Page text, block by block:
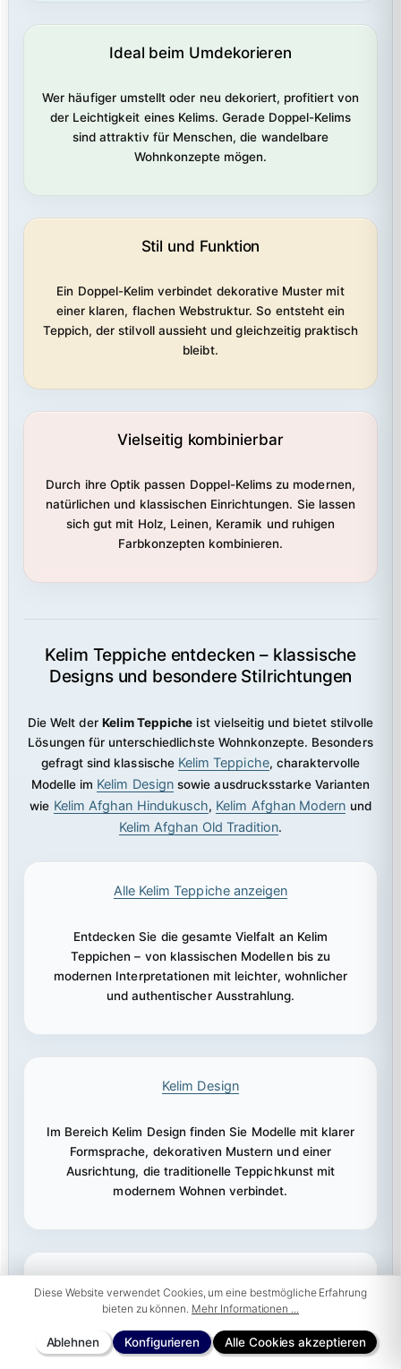
Ideal beim Umdekorieren
Wer häufiger umstellt oder neu dekoriert, profitiert von
der Leichtigkeit eines Kelims. Gerade Doppel-Kelims
sind attraktiv für Menschen, die wandelbare
Wohnkonzepte mögen.
Stil und Funktion
Ein Doppel-Kelim verbindet dekorative Muster mit
einer klaren, flachen Webstruktur. So entsteht ein
Teppich, der stilvoll aussieht und gleichzeitig praktisch
bleibt.
Vielseitig kombinierbar
Durch ihre Optik passen Doppel-Kelims zu modernen,
natürlichen und klassischen Einrichtungen. Sie lassen
sich gut mit Holz, Leinen, Keramik und ruhigen
Farbkonzepten kombinieren.
Kelim Teppiche entdecken – klassische
Designs und besondere Stilrichtungen
Die Welt der Kelim Teppiche ist vielseitig und bietet stilvolle
Lösungen für unterschiedlichste Wohnkonzepte. Besonders
gefragt sind klassische Kelim Teppiche, charaktervolle
Modelle im Kelim Designsowie ausdrucksstarke Varianten
wie Kelim Afghan Hindukusch, Kelim Afghan Modern und
Kelim Afghan Old Tradition.
Alle Kelim Teppiche anzeigen
Entdecken Sie die gesamte Vielfalt an Kelim
Teppichen – von klassischen Modellen bis zu
modernen Interpretationen mit leichter, wohnlicher
und authentischer Ausstrahlung.
Kelim Design
Im Bereich Kelim Design finden Sie Modelle mit klarer
Formsprache, dekorativen Mustern und einer
Ausrichtung, die traditionelle Teppichkunst mit
modernem Wohnen verbindet.
Diese Stilrichtung steht für charaktervolle Muster,
traditionelle Herkunft und eine starke, authentische
Diese Website verwendet Cookies, um eine bestmögliche Erfahrung
bieten zu können. Mehr Informationen ...
Ablehnen Konfigurieren Alle Cookies akzeptieren